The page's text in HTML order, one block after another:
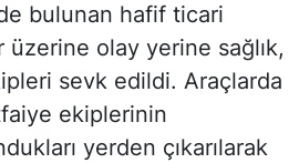
bulunan hafif ticari
üzerine olay yerine sağlık,
sevk edildi. Araçlarda
ekiplerinin
yerden çıkarılarak